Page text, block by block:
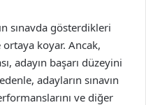
sınavda gösterdikleri
koyar. Ancak,
adayın başarı düzeyini
adayların sınavın
ve diğer